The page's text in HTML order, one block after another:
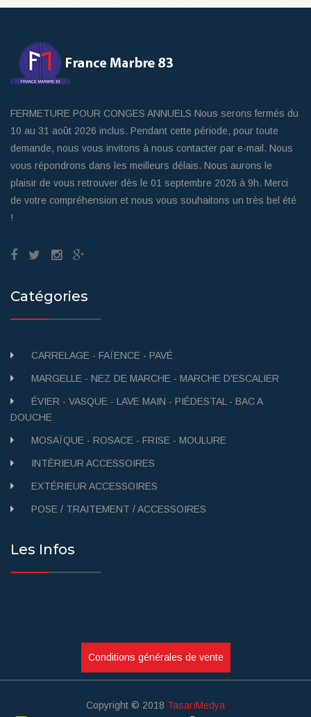
FERMETURE POUR CONGES ANNUELS Nous serons fermés du
10 au 31 août 2026 inclus. Pendant cette période, pour toute
demande, nous vous invitons à nous contacter par e-mail. Nous
vous répondrons dans les meilleurs délais. Nous aurons le
plaisir de vous retrouver dès le 01 septembre 2026 à 9h. Merci
de votre compréhension et nous vous souhaitons un très bel été
!
Catégories
CARRELAGE - FAÏENCE - PAVÉ
MARGELLE - NEZ DE MARCHE - MARCHE D'ESCALIER
ÉVIER - VASQUE - LAVE MAIN - PIÉDESTAL - BAC A
DOUCHE
MOSAÏQUE - ROSACE - FRISE - MOULURE
INTÉRIEUR ACCESSOIRES
EXTÉRIEUR ACCESSOIRES
POSE / TRAITEMENT / ACCESSOIRES
Les Infos
Conditions générales de vente
Copyright © 2018 TasarıMedya